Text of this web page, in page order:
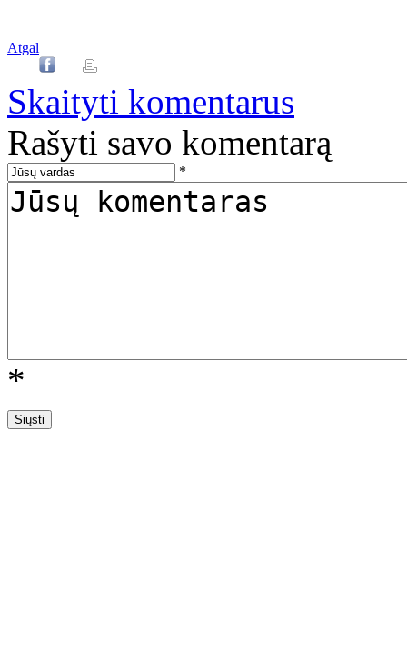
Atgal
Skaityti komentarus
Rašyti savo komentarą
*
*